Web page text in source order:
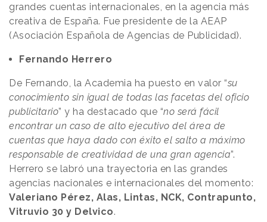
grandes cuentas internacionales, en la agencia más
creativa de España. Fue presidente de la AEAP
(Asociación Española de Agencias de Publicidad).
Fernando Herrero
De Fernando, la Academia ha puesto en valor “su
conocimiento sin igual de todas las facetas del oficio
publicitario” y ha destacado que “no será fácil
encontrar un caso de alto ejecutivo del área de
cuentas que haya dado con éxito el salto a máximo
responsable de creatividad de una gran agencia”.
Herrero se labró una trayectoria en las grandes
agencias nacionales e internacionales del momento:
Valeriano Pérez, Alas, Lintas, NCK, Contrapunto,
Vitruvio 30 y Delvico.